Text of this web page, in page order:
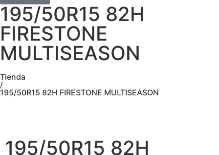
195/50R15 82H
FIRESTONE
MULTISEASON
Tienda
/
195/50R15 82H FIRESTONE MULTISEASON
195/50R15 82H